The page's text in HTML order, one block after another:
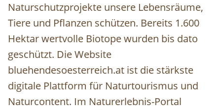
Naturschutzprojekte unsere Lebensräume,
Tiere und Pflanzen schützen. Bereits 1.600
Hektar wertvolle Biotope wurden bis dato
geschützt. Die Website
bluehendesoesterreich.at ist die stärkste
digitale Plattform für Naturtourismus und
Naturcontent. Im Naturerlebnis-Portal